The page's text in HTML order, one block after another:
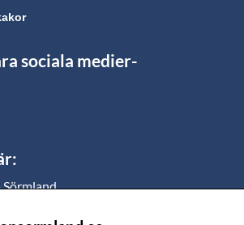
sociala medier-
möjligheter för både